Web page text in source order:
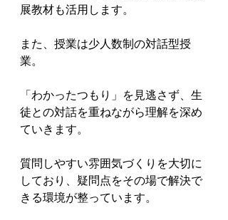
展教材も活用します。
また、授業は少人数制の対話型授
業。
「わかったつもり」を見逃さず、生
徒との対話を重ねながら理解を深め
ていきます。
質問しやすい雰囲気づくりを大切に
しており、疑問点をその場で解決で
きる環境が整っています。